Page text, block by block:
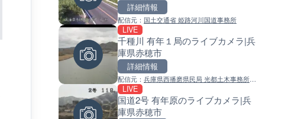
詳細情報
配信元： 国土交通省 姫路河川国道事務所
LIVE
千種川 有年１局のライブカメラ|兵
庫県赤穂市
詳細情報
配信元： 兵庫県西播磨県民局 光都土木事務所管
理課LIVE
国道2号 有年原のライブカメラ|兵
庫県赤穂市
配信元：NEXCO西日本
新東名高速道路 新御殿場イン
配信元： NEXCO中日本
舞鶴若狭自動車道 舞鶴東〜大
配信元：国土交通省 北海道開発局
東京都品川区南大井のライブ
配信元： 東京都品川区南大井ライブカメラ
道の駅さがのせきのライブカ